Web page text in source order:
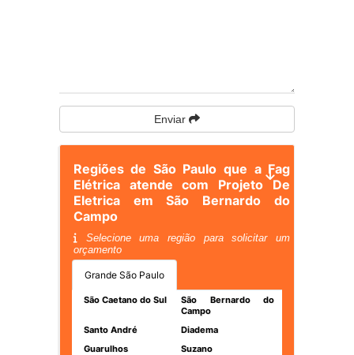
Enviar
Regiões de São Paulo que a Fag
Elétrica atende com Projeto De
Eletrica em São Bernardo do
Campo
Selecione uma região para solicitar um
orçamento
Grande São Paulo
São Caetano do Sul
São Bernardo do
Campo
Santo André
Diadema
Guarulhos
Suzano